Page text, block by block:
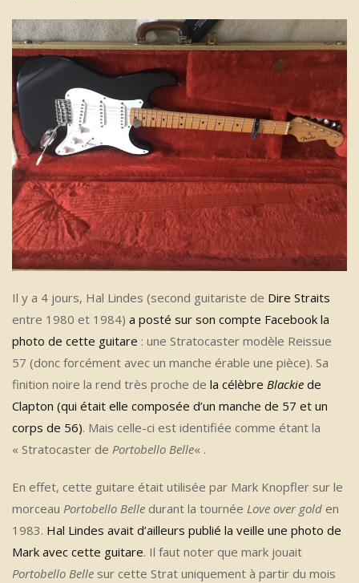
Il y a 4 jours, Hal Lindes (second guitariste de Dire Straits
entre 1980 et 1984) a posté sur son compte Facebook la
photo de cette guitare : une Stratocaster modèle Reissue
57 (donc forcément avec un manche érable une pièce). Sa
finition noire la rend très proche de la célèbre Blackie de
Clapton (qui était elle composée d’un manche de 57 et un
corps de 56). Mais celle-ci est identifiée comme étant la
« Stratocaster de Portobello Belle« .
En effet, cette guitare était utilisée par Mark Knopfler sur le
morceau Portobello Belle durant la tournée Love over gold en
1983. Hal Lindes avait d’ailleurs publié la veille une photo de
Mark avec cette guitare. Il faut noter que mark jouait
Portobello Belle sur cette Strat uniquement à partir du mois